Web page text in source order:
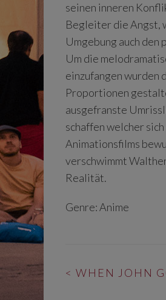
seinen inneren
Begleiter die Angst,
Umgebung auch den
Um die
einzufangen wurden
Proportionen
ausgefranste
schaffen welcher
Animationsfilms
verschwimmt
Realität.
Genre: Anime
< WHEN JOHN